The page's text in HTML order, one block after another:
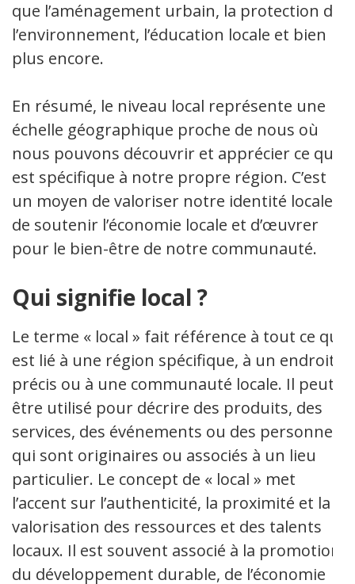
que l’aménagement urbain, la protection de
l’environnement, l’éducation locale et bien
plus encore.
En résumé, le niveau local représente une
échelle géographique proche de nous où
nous pouvons découvrir et apprécier ce qui
est spécifique à notre propre région. C’est
un moyen de valoriser notre identité locale,
de soutenir l’économie locale et d’œuvrer
pour le bien-être de notre communauté.
Qui signifie local ?
Le terme « local » fait référence à tout ce qui
est lié à une région spécifique, à un endroit
précis ou à une communauté locale. Il peut
être utilisé pour décrire des produits, des
services, des événements ou des personnes
qui sont originaires ou associés à un lieu
particulier. Le concept de « local » met
l’accent sur l’authenticité, la proximité et la
valorisation des ressources et des talents
locaux. Il est souvent associé à la promotion
du développement durable, de l’économie